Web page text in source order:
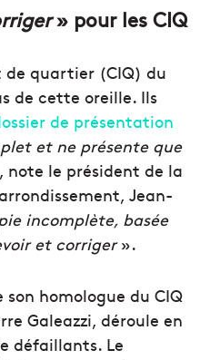
» pour les CIQ
de quartier (CIQ) du
de cette oreille. Ils
de présentation
et ne présente que
note le président de la
Jean-
incomplète, basée
et corriger».
homologue du CIQ
Galeazzi, déroule en
défaillants. Le